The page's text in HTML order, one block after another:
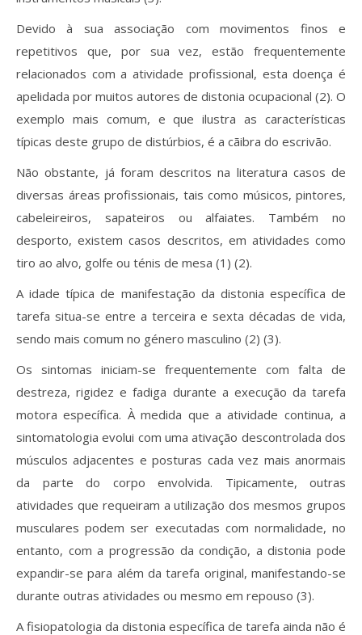
Devido à sua associação com movimentos finos e
repetitivos que, por sua vez, estão frequentemente
relacionados com a atividade profissional, esta doença é
apelidada por muitos autores de distonia ocupacional (2). O
exemplo mais comum, e que ilustra as características
típicas deste grupo de distúrbios, é a cãibra do escrivão.
Não obstante, já foram descritos na literatura casos de
diversas áreas profissionais, tais como músicos, pintores,
cabeleireiros, sapateiros ou alfaiates. Também no
desporto, existem casos descritos, em atividades como
tiro ao alvo, golfe ou ténis de mesa (1) (2).
A idade típica de manifestação da distonia específica de
tarefa situa-se entre a terceira e sexta décadas de vida,
sendo mais comum no género masculino (2) (3).
Os sintomas iniciam-se frequentemente com falta de
destreza, rigidez e fadiga durante a execução da tarefa
motora específica. À medida que a atividade continua, a
sintomatologia evolui com uma ativação descontrolada dos
músculos adjacentes e posturas cada vez mais anormais
da parte do corpo envolvida. Tipicamente, outras
atividades que requeiram a utilização dos mesmos grupos
musculares podem ser executadas com normalidade, no
entanto, com a progressão da condição, a distonia pode
expandir-se para além da tarefa original, manifestando-se
durante outras atividades ou mesmo em repouso (3).
A fisiopatologia da distonia específica de tarefa ainda não é